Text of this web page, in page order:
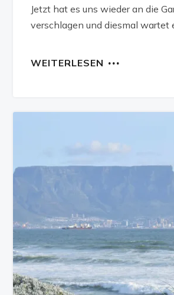
Jetzt hat es uns wieder an die
verschlagen und diesmal wartet
WEITERLESEN